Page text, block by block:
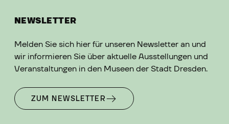
NEWSLETTER
Melden Sie sich hier für unseren Newsletter an und
wir informieren Sie über aktuelle Ausstellungen und
Veranstaltungen in den Museen der Stadt Dresden.
ZUM NEWSLETTER